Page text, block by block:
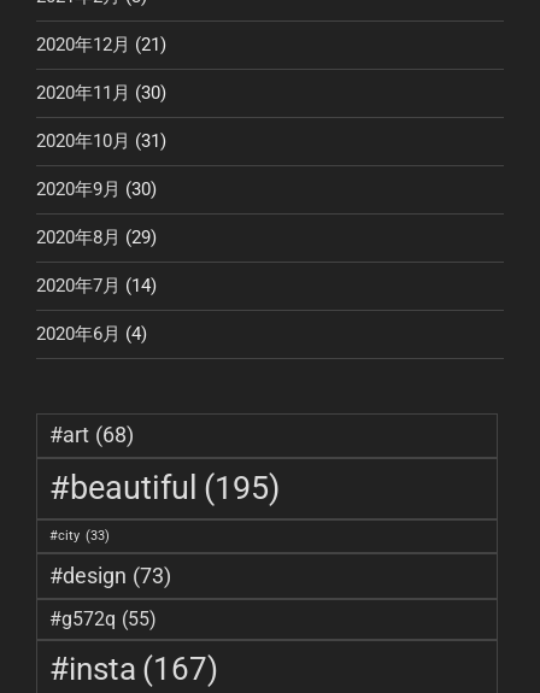
2020年12月 (21)
2020年11月 (30)
2020年10月 (31)
2020年9月 (30)
2020年8月 (29)
2020年7月 (14)
2020年6月 (4)
#art (68)
#beautiful (195)
#city (33)
#design (73)
#g572q (55)
#insta (167)